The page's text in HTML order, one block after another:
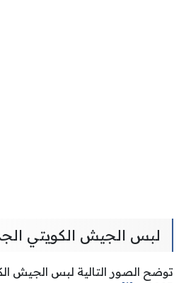
لبس الجيش الكويتي الجديد
توضح الصور التالية لبس الجيش